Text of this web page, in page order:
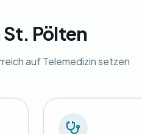
Pölten
auf Telemedizin setzen